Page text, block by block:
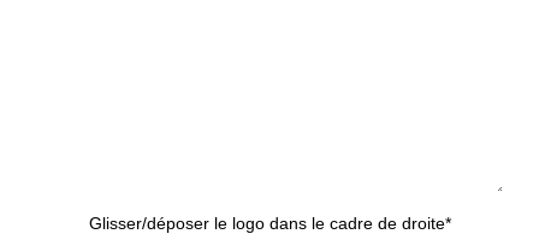
Glisser/déposer le logo dans le cadre de droite*